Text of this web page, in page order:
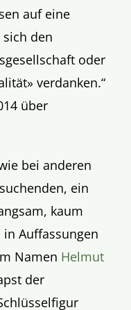
auf eine
den
oder
verdanken.“
über
bei anderen
ein
kaum
Auffassungen
Namen Helmut
der